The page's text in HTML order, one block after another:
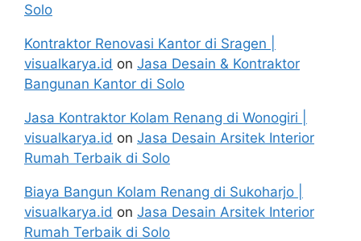
Solo
Kontraktor Renovasi Kantor di Sragen |
visualkarya.id on Jasa Desain & Kontraktor
Bangunan Kantor di Solo
Jasa Kontraktor Kolam Renang di Wonogiri |
visualkarya.id on Jasa Desain Arsitek Interior
Rumah Terbaik di Solo
Biaya Bangun Kolam Renang di Sukoharjo |
visualkarya.id on Jasa Desain Arsitek Interior
Rumah Terbaik di Solo